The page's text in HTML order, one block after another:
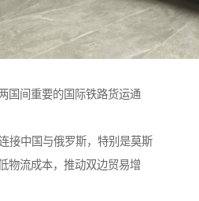
国间重要的国际铁路货运通
接中国与俄罗斯，特别是莫斯
物流成本，推动双边贸易增